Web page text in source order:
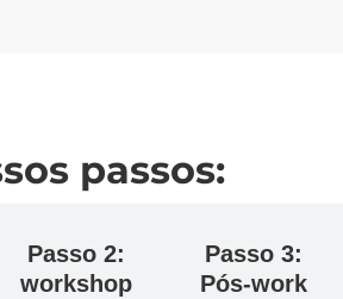
passos:
Passo 2:
workshop
Passo 3:
Pós-work